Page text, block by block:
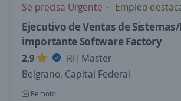
Se precisa Urgente Empleo
Ejecutivo de Ventas de
importante Software Factory
2,9
RH Master
Belgrano, Capital Federal
Remoto